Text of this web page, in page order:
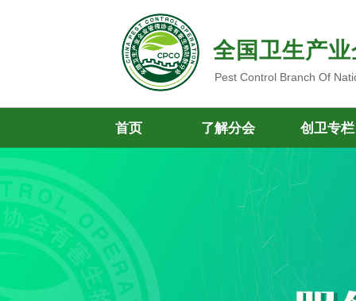
全国卫生产
Pest Control Branch Of
首页 了解分会 创卫专栏